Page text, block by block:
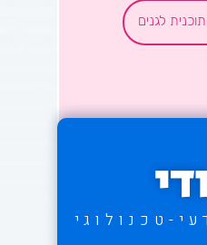
לגנים
טכנולוגי